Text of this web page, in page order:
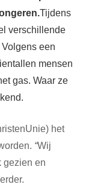
Tijdens
verschillende
een
mensen
gas. Waar ze
het
“Wij
gezien en